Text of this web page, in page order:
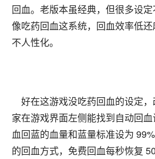
回血。老版本虽经典，但很多设定
像吃药回血这系统，回血效率低
不人性化。
好在这游戏没吃药回血的设定
家在游戏界面左侧能找到自动回
血回蓝的血量和蓝量标准设为
的回血方式，免费回血每秒恢复